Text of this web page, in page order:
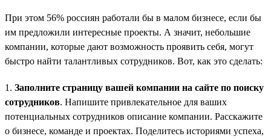
При этом 56% россиян работали бы в малом бизнесе, если бы
им предложили интересные проекты. А значит, небольшие
компании, которые дают возможность проявить себя, могут
быстро найти талантливых сотрудников. Вот, как это сделать:
1. Заполните страницу вашей компании на сайте по поиску
сотрудников. Напишите привлекательное для ваших
потенциальных сотрудников описание компании. Расскажите
о бизнесе, команде и проектах. Поделитесь историями успеха,